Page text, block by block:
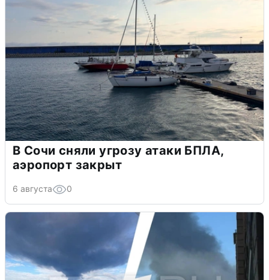
В Сочи сняли угрозу атаки БПЛА,
аэропорт закрыт
6 августа 0